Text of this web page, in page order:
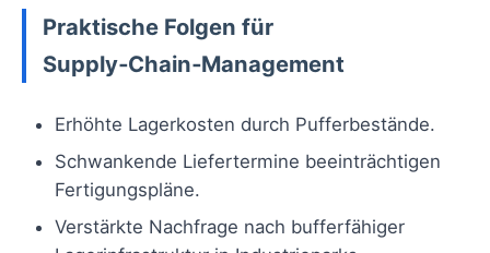
Praktische Folgen für
Supply‑Chain‑Management
Erhöhte Lagerkosten durch Pufferbestände.
Schwankende Liefertermine beeinträchtigen
Fertigungspläne.
Verstärkte Nachfrage nach bufferfähiger